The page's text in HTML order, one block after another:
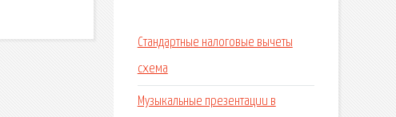
Стандартные налоговые вычеты
схема
Музыкальные презентации в